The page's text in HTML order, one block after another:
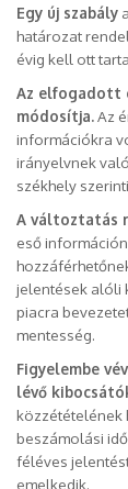
Egy új szabály
határozat
évig kell ott
Az elfogadott
módosítja.Az
információkra
irányelvnek
székhely
A változtatás
eső
jelentések alóli
piacra
mentesség.
Figyelembe
lévő
közzétételének
beszámolási
féléves
emelkedik.